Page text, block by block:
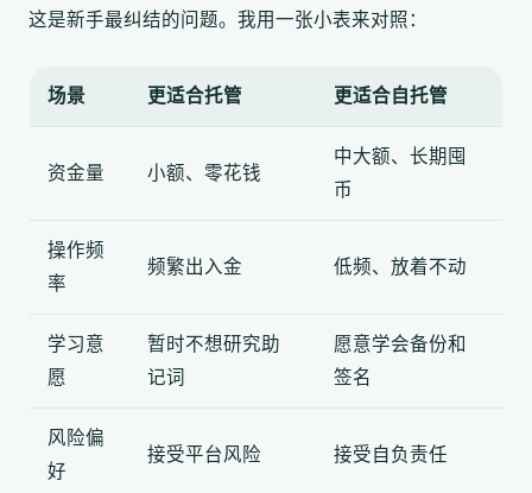
这是新手最纠结的问题。我用一张小表来对照：
场景 更适合托管 更适合自托管
资金量 小额、零花钱
中大额、长期囤
币
操作频
率
频繁出入金 低频、放着不动
学习意
愿
暂时不想研究助
记词
愿意学会备份和
签名
风险偏
好
接受平台风险 接受自负责任